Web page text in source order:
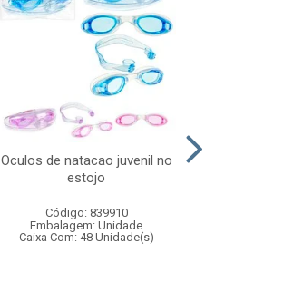
Oculos de natacao juvenil no
estojo
Código: 839910
Embalagem: Unidade
Caixa Com: 48 Unidade(s)